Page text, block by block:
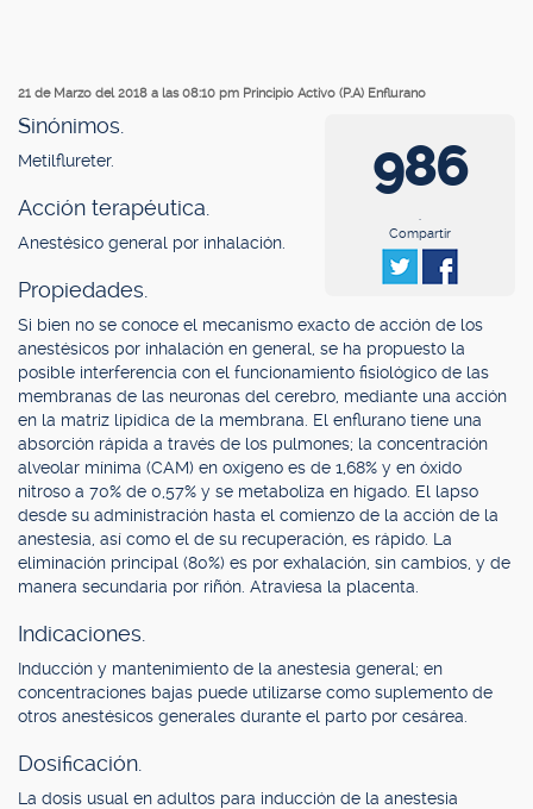
21 de Marzo del 2018 a las 08:10 pm Principio Activo (P.A) Enflurano
986
.
Compartir
Sinónimos.
Metilflureter.
Acción terapéutica.
Anestésico general por inhalación.
Propiedades.
Si bien no se conoce el mecanismo exacto de acción de los
anestésicos por inhalación en general, se ha propuesto la
posible interferencia con el funcionamiento fisiológico de las
membranas de las neuronas del cerebro, mediante una acción
en la matriz lipídica de la membrana. El enflurano tiene una
absorción rápida a través de los pulmones; la concentración
alveolar mínima (CAM) en oxígeno es de 1,68% y en óxido
nitroso a 70% de 0,57% y se metaboliza en hígado. El lapso
desde su administración hasta el comienzo de la acción de la
anestesia, así como el de su recuperación, es rápido. La
eliminación principal (80%) es por exhalación, sin cambios, y de
manera secundaria por riñón. Atraviesa la placenta.
Indicaciones.
Inducción y mantenimiento de la anestesia general; en
concentraciones bajas puede utilizarse como suplemento de
otros anestésicos generales durante el parto por cesárea.
Dosificación.
La dosis usual en adultos para inducción de la anestesia